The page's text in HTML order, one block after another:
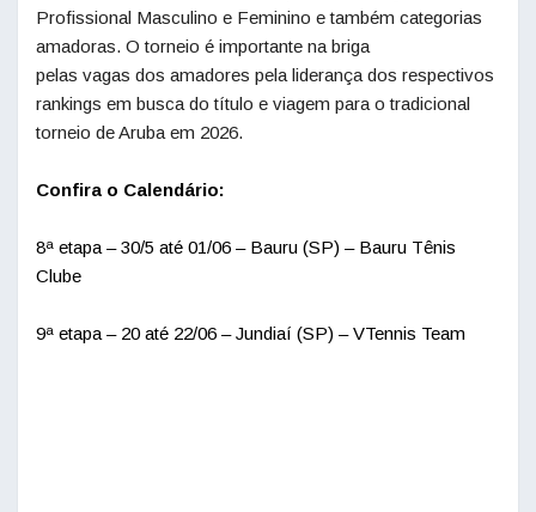
Profissional Masculino e Feminino e também categorias
amadoras. O torneio é importante na briga
pelas vagas dos amadores pela liderança dos respectivos
rankings em busca do título e viagem para o tradicional
torneio de Aruba em 2026.
Confira o Calendário:
8ª etapa – 30/5 até 01/06 – Bauru (SP) – Bauru Tênis
Clube
9ª etapa – 20 até 22/06 – Jundiaí (SP) – VTennis Team